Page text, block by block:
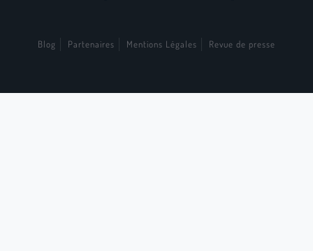
Blog Partenaires Mentions Légales Revue de presse